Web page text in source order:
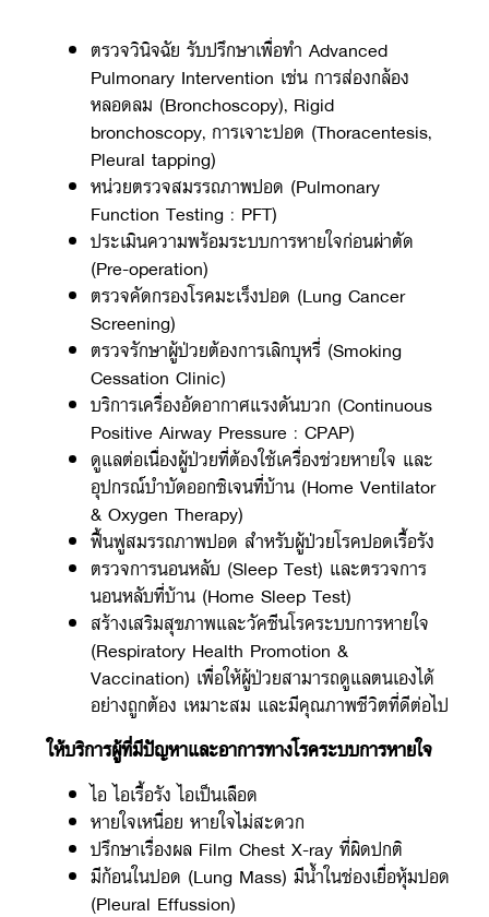
ตรวจวินิจฉัย รับปรึกษาเพื่อทำ Advanced
Pulmonary Intervention เช่น การส่องกล้อง
หลอดลม (Bronchoscopy), Rigid
bronchoscopy, การเจาะปอด (Thoracentesis,
Pleural tapping)
หน่วยตรวจสมรรถภาพปอด (Pulmonary
Function Testing : PFT)
ประเมินความพร้อมระบบการหายใจก่อนผ่าตัด
(Pre-operation)
ตรวจคัดกรองโรคมะเร็งปอด (Lung Cancer
Screening)
ตรวจรักษาผู้ป่วยต้องการเลิกบุหรี่ (Smoking
Cessation Clinic)
บริการเครื่องอัดอากาศแรงดันบวก (Continuous
Positive Airway Pressure : CPAP)
ดูแลต่อเนื่องผู้ป่วยที่ต้องใช้เครื่องช่วยหายใจ และ
อุปกรณ์บำบัดออกซิเจนที่บ้าน (Home Ventilator
& Oxygen Therapy)
ฟื้นฟูสมรรถภาพปอด สำหรับผู้ป่วยโรคปอดเรื้อรัง
ตรวจการนอนหลับ (Sleep Test) และตรวจการ
นอนหลับที่บ้าน (Home Sleep Test)
สร้างเสริมสุขภาพและวัคซีนโรคระบบการหายใจ
(Respiratory Health Promotion &
Vaccination) เพื่อให้ผู้ป่วยสามารถดูแลตนเองได้
อย่างถูกต้อง เหมาะสม และมีคุณภาพชีวิตที่ดีต่อไป
ให้บริการผู้ที่มีปัญหาและอาการทางโรคระบบการหายใจ
ไอ ไอเรื้อรัง ไอเป็นเลือด
หายใจเหนื่อย หายใจไม่สะดวก
ปรึกษาเรื่องผล Film Chest X-ray ที่ผิดปกติ
มีก้อนในปอด (Lung Mass) มีน้ำในช่องเยื่อหุ้มปอด
(Pleural Effussion)